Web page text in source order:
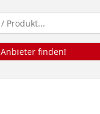
Anbieter finden!